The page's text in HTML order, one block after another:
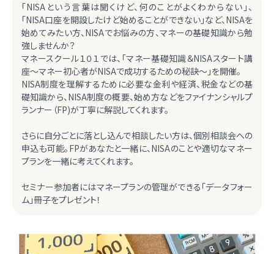
「NISAという言葉は聞くけど、何のことがよくわからない」、
「NISA口座を開設したけど始めることができない」など、NISAを
始めてみたい方、NISAでお悩みの方、マネーの基礎知識から勉
強しませんか？
マネースクール１０１では、「マネー基礎知識＆NISAスタート講
座～マネー初心者がNISAで成功するための秘訣～」を開催。
NISA制度を理解するために必要な金利や経済、税金などの基
礎知識から、NISA制度の概要、始め方などをファイナンシャルプ
ランナー（FP)が丁寧に解説してくれます。
さらに自分ごとに落とし込んで相談したい方は、個別相談会への
申込も可能。FPがあなたと一緒に、NISAのことや適切なマネー
プランを一緒に考えてくれます。
セミナー参加者にはマネープランの管理ができる「データフォー
ム」冊子をプレゼント！